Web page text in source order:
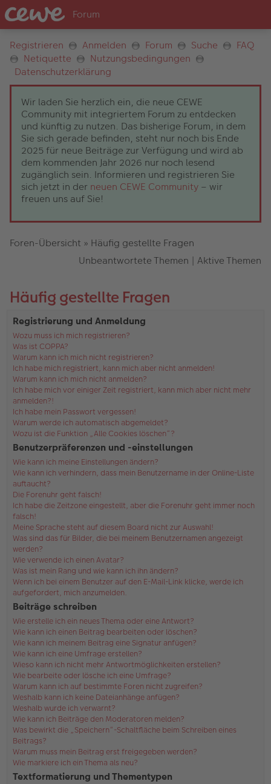
Registrieren Anmelden Forum Suche
FAQ
Netiquette
Nutzungsbedingungen
Datenschutzerklärung
Wir laden Sie herzlich ein, die neue CEWE
Community mit integriertem Forum zu entdecken
und künftig zu nutzen. Das bisherige Forum, in dem
Sie sich gerade befinden, steht nur noch bis Ende
2025 für neue Beiträge zur Verfügung und wird ab
dem kommenden Jahr 2026 nur noch lesend
zugänglich sein. Informieren und registrieren Sie
sich jetzt in der neuen CEWE Community – wir
freuen uns auf Sie!
Foren-Übersicht » Häufig gestellte Fragen
Unbeantwortete Themen | Aktive Themen
Häufig gestellte Fragen
Registrierung und Anmeldung
Wozu muss ich mich registrieren?
Was ist COPPA?
Warum kann ich mich nicht registrieren?
Ich habe mich registriert, kann mich aber nicht anmelden!
Warum kann ich mich nicht anmelden?
Ich habe mich vor einiger Zeit registriert, kann mich aber nicht mehr
anmelden?!
Ich habe mein Passwort vergessen!
Warum werde ich automatisch abgemeldet?
Wozu ist die Funktion „Alle Cookies löschen“?
Benutzerpräferenzen und -einstellungen
Wie kann ich meine Einstellungen ändern?
Wie kann ich verhindern, dass mein Benutzername in der Online-Liste
auftaucht?
Die Forenuhr geht falsch!
Ich habe die Zeitzone eingestellt, aber die Forenuhr geht immer noch
falsch!
Meine Sprache steht auf diesem Board nicht zur Auswahl!
Was sind das für Bilder, die bei meinem Benutzernamen angezeigt
werden?
Wie verwende ich einen Avatar?
Was ist mein Rang und wie kann ich ihn ändern?
Wenn ich bei einem Benutzer auf den E-Mail-Link klicke, werde ich
aufgefordert, mich anzumelden.
Beiträge schreiben
Wie erstelle ich ein neues Thema oder eine Antwort?
Wie kann ich einen Beitrag bearbeiten oder löschen?
Wie kann ich meinem Beitrag eine Signatur anfügen?
Wie kann ich eine Umfrage erstellen?
Wieso kann ich nicht mehr Antwortmöglichkeiten erstellen?
Wie bearbeite oder lösche ich eine Umfrage?
Warum kann ich auf bestimmte Foren nicht zugreifen?
Weshalb kann ich keine Dateianhänge anfügen?
Weshalb wurde ich verwarnt?
Wie kann ich Beiträge den Moderatoren melden?
Was bewirkt die „Speichern“-Schaltfläche beim Schreiben eines
Beitrags?
Warum muss mein Beitrag erst freigegeben werden?
Wie markiere ich ein Thema als neu?
Textformatierung und Thementypen